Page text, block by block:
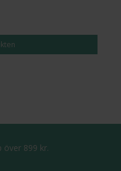
över 899 kr.